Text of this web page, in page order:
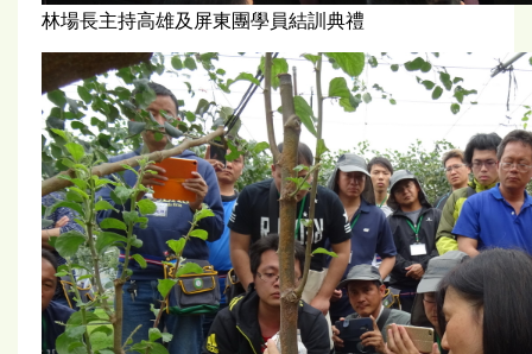
林場長主持高雄及屏東團學員結訓典禮